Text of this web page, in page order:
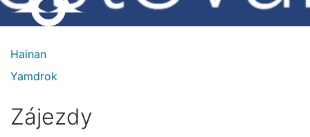
Hainan
Yamdrok
Zájezdy